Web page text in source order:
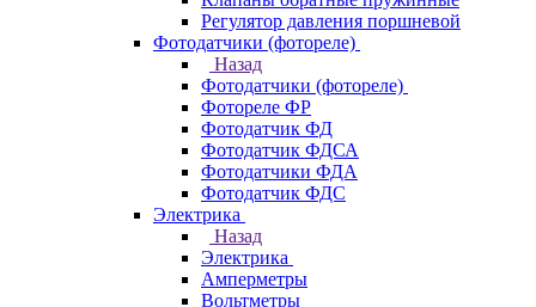
Регулятор давления поршневой
Фотодатчики (фотореле)
Назад
Фотодатчики (фотореле)
Фотореле ФР
Фотодатчик ФД
Фотодатчик ФДСА
Фотодатчики ФДА
Фотодатчик ФДС
Электрика
Назад
Электрика
Амперметры
Вольтметры